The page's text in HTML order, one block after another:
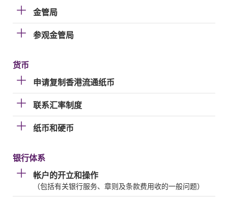
金管局
参观金管局
货币
申请复制香港流通纸币
联系汇率制度
纸币和硬币
银行体系
帐户的开立和操作
（包括有关银行服务、章则及条款费用收的一般问题）